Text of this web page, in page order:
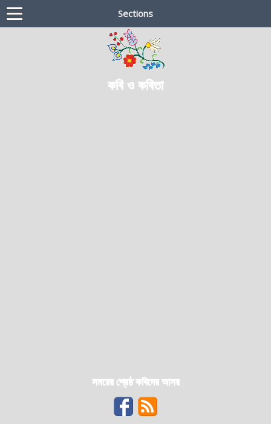
Sections
কবি ও কবিতা
সময়ের শ্রেষ্ঠ কবিদের আসর